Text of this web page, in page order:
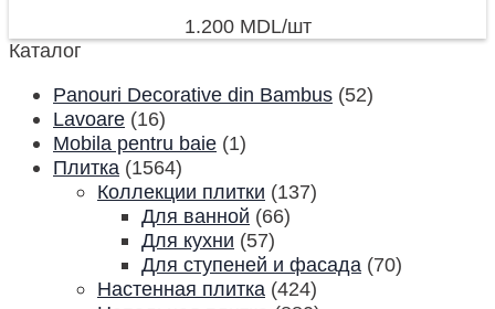
1.200 MDL/шт
Каталог
Panouri Decorative din Bambus (52)
Lavoare (16)
Mobila pentru baie (1)
Плитка (1564)
Коллекции плитки (137)
Для ванной (66)
Для кухни (57)
Для ступеней и фасада (70)
Настенная плитка (424)